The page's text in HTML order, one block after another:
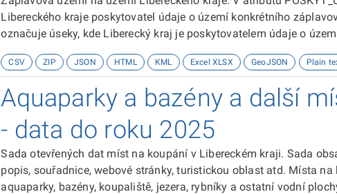
Libereckého kraje poskytovatel údaje o území konkrétního
označuje úseky, kde Liberecký kraj je poskytovatelem údaje o
jejíž vodoprávní úřad záplavové území stanovil.&nbsp;Uživatelé
právní závaznosti.Zdrojová data jsou vedena v souřadnicovém
(EPSG:5514). Pro publikaci prostřednictvím platformy ArcGIS
WGS 1984 Web Mercator Auxiliary Sphere (EPSG:3857) za použití
S_JTSK_To_WGS_1984_1. Při zpětném převodu doporučujeme
CSV ZIP JSON HTML KML Excel XLSX GeoJSON Plain
Aquaparky a bazény a další
- data do roku 2025
Sada otevřených dat míst na koupání v Libereckém kraji. Sada
popis, souřadnice, webové stránky, turistickou oblast atd. Místa
aquaparky, bazény, koupaliště, jezera, rybníky a ostatní vodní